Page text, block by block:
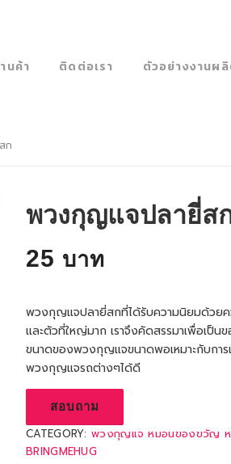
นค้า ติดต่อเรา ตัวอย่างงานผ
ก
พวงกุญแจปลายี่ส
25
พวงกุญแจปลายี่สกที่ได้รับความนิยมด้วย
และตัวที่ใหญ่มาก เราจึงคัดสรรมาเพื่อเป็
ขนาดของพวงกุญแจขนาดพอเหมาะกับการ
พวงกุญแจรถต่างๆได้ดี
สอบถาม
CATEGORY:พวงกุญแจ หมอนของขวัญ ห
BRINGMEHUG